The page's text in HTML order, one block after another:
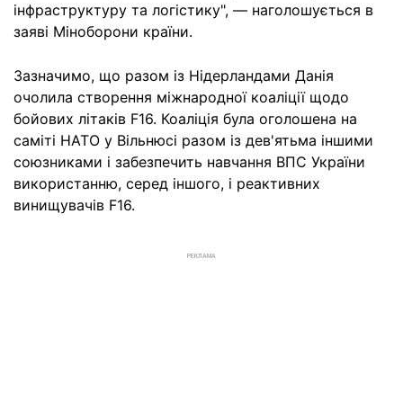
інфраструктуру та логістику", — наголошується в
заяві Міноборони країни.
Зазначимо, що разом із Нідерландами Данія
очолила створення міжнародної коаліції щодо
бойових літаків F16. Коаліція була оголошена на
саміті НАТО у Вільнюсі разом із дев'ятьма іншими
союзниками і забезпечить навчання ВПС України
використанню, серед іншого, і реактивних
винищувачів F16.
РЕКЛАМА